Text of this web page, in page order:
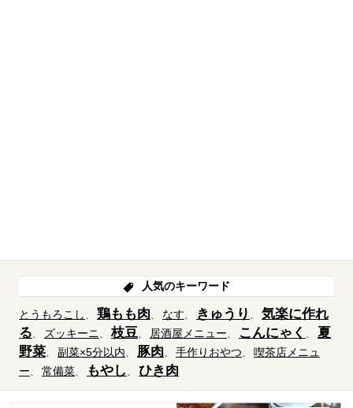
人気のキーワード
とうもろこし 鶏もも肉 なす きゅうり
気楽に作れ
る
ズッキーニ 枝豆 居酒屋メニュー こんにゃく
夏
野菜
副菜×5分以内 豚肉 手作りおやつ
喫茶店メニュ
ー
常備菜 もやし ひき肉